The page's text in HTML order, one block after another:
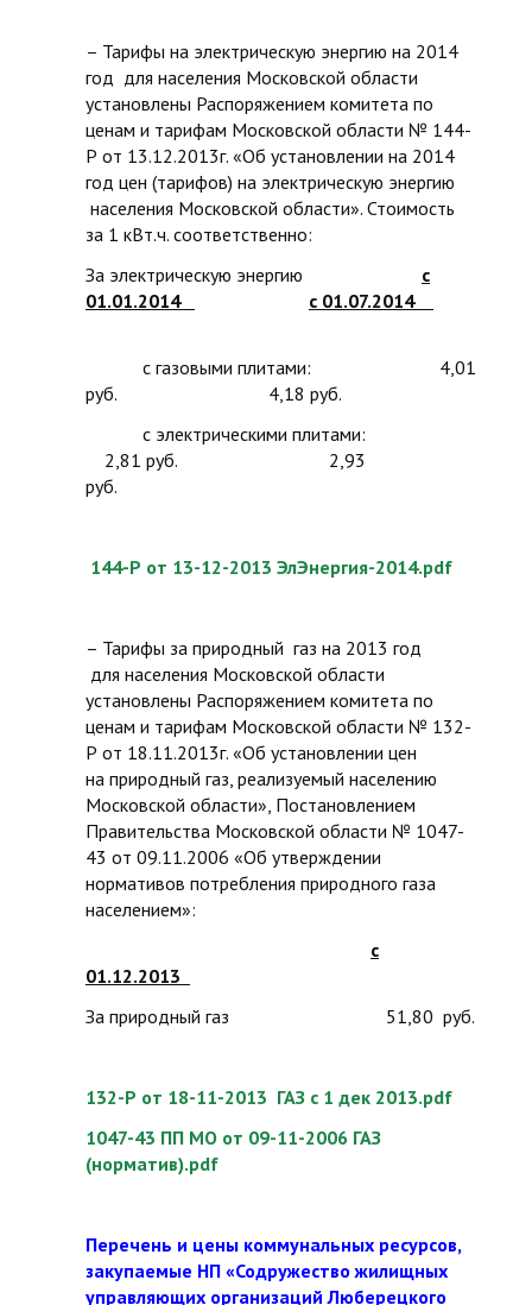
– Тарифы на электрическую энергию на 2014
год для населения Московской области
установлены Распоряжением комитета по
ценам и тарифам Московской области № 144-
Р от 13.12.2013г. «Об установлении на 2014
год цен (тарифов) на электрическую энергию
населения Московской области». Стоимость
за 1 кВт.ч. соответственно:
За электрическую энергию с
01.01.2014
с 01.07.2014
с газовыми плитами: 4,01
руб. 4,18 руб.
с электрическими плитами:
2,81 руб. 2,93
руб.
144-Р от 13-12-2013 ЭлЭнергия-2014.pdf
– Тарифы за природный газ на 2013 год
для населения Московской области
установлены Распоряжением комитета по
ценам и тарифам Московской области № 132-
Р от 18.11.2013г. «Об установлении цен
на природный газ, реализуемый населению
Московской области», Постановлением
Правительства Московской области № 1047-
43 от 09.11.2006 «Об утверждении
нормативов потребления природного газа
населением»:
с
01.12.2013
За природный газ 51,80 руб.
132-Р от 18-11-2013 ГАЗ с 1 дек 2013.pdf
1047-43 ПП МО от 09-11-2006 ГАЗ
(норматив).pdf
Перечень и цены коммунальных ресурсов,
закупаемые НП «Содружество жилищных
управляющих организаций Люберецкого